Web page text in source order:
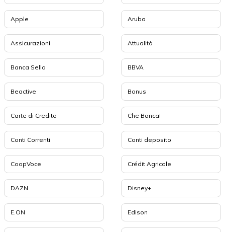
Apple Aruba
Assicurazioni Attualità
Banca Sella BBVA
Beactive Bonus
Carte di Credito Che Banca!
Conti Correnti Conti deposito
CoopVoce Crédit Agricole
DAZN Disney+
E.ON Edison